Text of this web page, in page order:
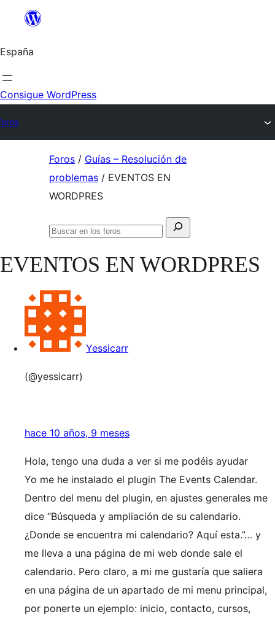
Saltar
contenido
España
Consigue WordPress
Foros / Guías – Resolución de
problemas / EVENTOS EN
WORDPRES
Buscar:
Buscar
los
foros
EVENTOS EN WORDPRES
Yessicarr
(@yessicarr)
hace 10 años, 9 meses
Hola, tengo una duda a ver si me podéis ayudar
Yo me he instalado el plugin The Events Calendar.
Dentro del menu del plugin, en ajustes generales me
dice “Búsqueda y ampliación de su calendario.
¿Donde se encuentra mi calendario? Aquí esta.”… y
me lleva a una página de mi web donde sale el
calendario. Pero claro, a mi me gustaría que saliera
en una página de un apartado de mi menu principal,
por ponerte un ejemplo: inicio, contacto, cursos,